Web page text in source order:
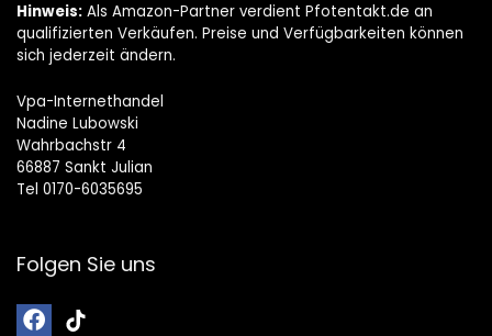
Hinweis: Als Amazon-Partner verdient Pfotentakt.de an
qualifizierten Verkäufen. Preise und Verfügbarkeiten können
sich jederzeit ändern.
Vpa-Internethandel
Nadine Lubowski
Wahrbachstr 4
66887 Sankt Julian
Tel 0170-6035695
Folgen Sie uns